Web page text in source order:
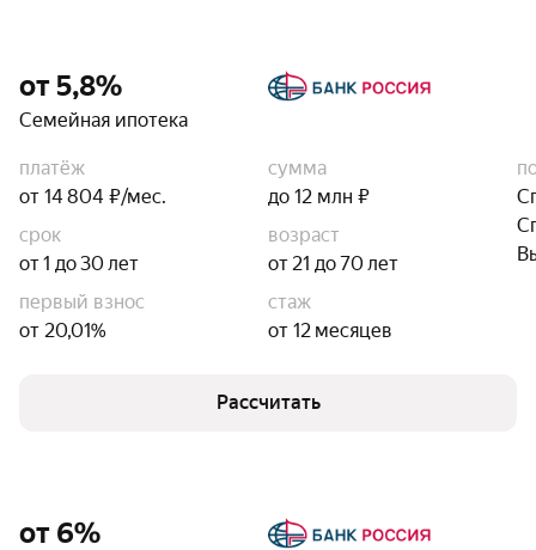
от 5,8%
Семейная ипотека
платёж
от 14 804 ₽/мес.
сумма
до 12 млн ₽
срок
от 1 до 30 лет
возраст
от 21 до 70 лет
первый взнос
от 20,01%
стаж
от 12 месяцев
Рассчитать
от 6%